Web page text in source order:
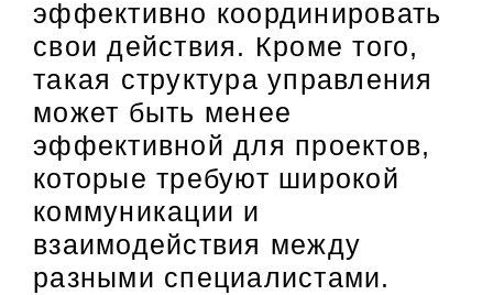
эффективно координировать
свои действия. Кроме того,
такая структура управления
может быть менее
эффективной для проектов,
которые требуют широкой
коммуникации и
взаимодействия между
разными специалистами.